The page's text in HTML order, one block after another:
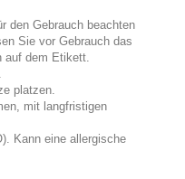
den Gebrauch beachten
Sie vor Gebrauch das
auf dem Etikett.
platzen.
mit langfristigen
Kann eine allergische